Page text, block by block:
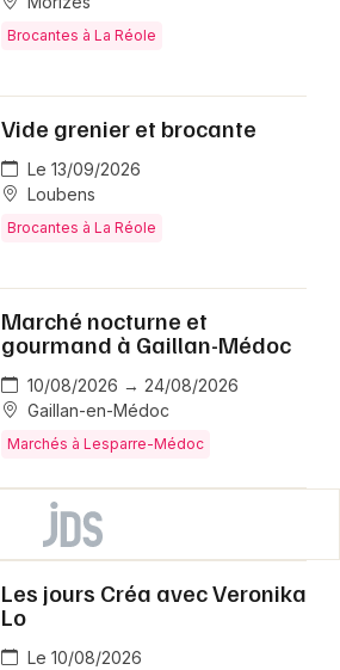
Brocantes à La Réole
Vide grenier et brocante
Le 13/09/2026
Loubens
Brocantes à La Réole
Marché nocturne et
gourmand à Gaillan-Médoc
10/08/2026 → 24/08/2026
Gaillan-en-Médoc
Marchés à Lesparre-Médoc
Les jours Créa avec Veronika
Lo
Le 10/08/2026